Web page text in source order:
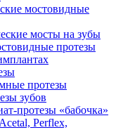
мостовидные
мосты на зубы
протезы
протезы
зубов
«бабочка»
Perflex,